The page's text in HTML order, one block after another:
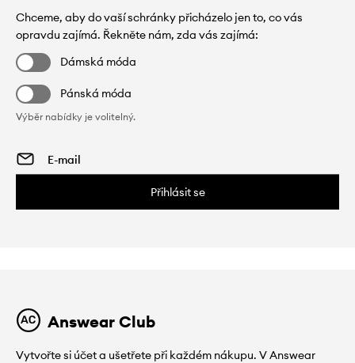
Chceme, aby do vaší schránky přicházelo jen to, co vás
opravdu zajímá. Řekněte nám, zda vás zajímá:
Dámská móda
Pánská móda
Výběr nabídky je volitelný.
Přihlásit se
Answear Club
Vytvořte si účet a ušetřete při každém nákupu. V Answear